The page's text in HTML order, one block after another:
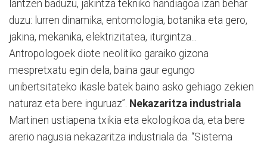
lantzen baduzu, jakintza tekniko handiagoa izan behar
duzu: lurren dinamika, entomologia, botanika eta gero,
jakina, mekanika, elektrizitatea, iturgintza...
Antropologoek diote neolitiko garaiko gizona
mespretxatu egin dela, baina gaur egungo
unibertsitateko ikasle batek baino asko gehiago zekien
naturaz eta bere inguruaz”. Nekazaritza industriala
Martinen ustiapena txikia eta ekologikoa da, eta bere
arerio nagusia nekazaritza industriala da. “Sistema